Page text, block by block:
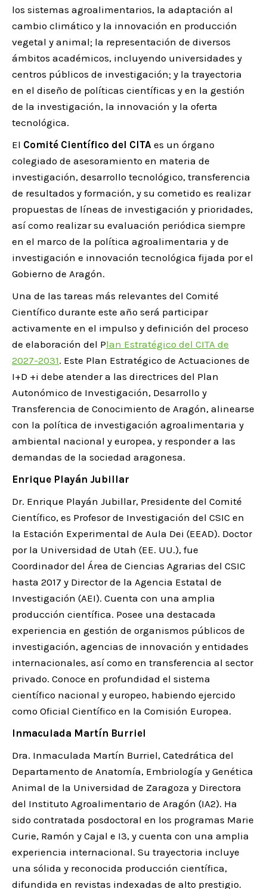
los sistemas agroalimentarios, la adaptación al
cambio climático y la innovación en producción
vegetal y animal; la representación de diversos
ámbitos académicos, incluyendo universidades y
centros públicos de investigación; y la trayectoria
en el diseño de políticas científicas y en la gestión
de la investigación, la innovación y la oferta
tecnológica.
El Comité Científico del CITA es un órgano
colegiado de asesoramiento en materia de
investigación, desarrollo tecnológico, transferencia
de resultados y formación, y su cometido es realizar
propuestas de líneas de investigación y prioridades,
así como realizar su evaluación periódica siempre
en el marco de la política agroalimentaria y de
investigación e innovación tecnológica fijada por el
Gobierno de Aragón.
Una de las tareas más relevantes del Comité
Científico durante este año será participar
activamente en el impulso y definición del proceso
de elaboración del Plan Estratégico del CITA de
2027-2031. Este Plan Estratégico de Actuaciones de
I+D +i debe atender a las directrices del Plan
Autonómico de Investigación, Desarrollo y
Transferencia de Conocimiento de Aragón, alinearse
con la política de investigación agroalimentaria y
ambiental nacional y europea, y responder a las
demandas de la sociedad aragonesa.
Enrique Playán Jubillar
Dr. Enrique Playán Jubillar, Presidente del Comité
Científico, es Profesor de Investigación del CSIC en
la Estación Experimental de Aula Dei (EEAD). Doctor
por la Universidad de Utah (EE. UU.), fue
Coordinador del Área de Ciencias Agrarias del CSIC
hasta 2017 y Director de la Agencia Estatal de
Investigación (AEI). Cuenta con una amplia
producción científica. Posee una destacada
experiencia en gestión de organismos públicos de
investigación, agencias de innovación y entidades
internacionales, así como en transferencia al sector
privado. Conoce en profundidad el sistema
científico nacional y europeo, habiendo ejercido
como Oficial Científico en la Comisión Europea.
Inmaculada Martín Burriel
Dra. Inmaculada Martín Burriel, Catedrática del
Departamento de Anatomía, Embriología y Genética
Animal de la Universidad de Zaragoza y Directora
del Instituto Agroalimentario de Aragón (IA2). Ha
sido contratada posdoctoral en los programas Marie
Curie, Ramón y Cajal e I3, y cuenta con una amplia
experiencia internacional. Su trayectoria incluye
una sólida y reconocida producción científica,
difundida en revistas indexadas de alto prestigio.